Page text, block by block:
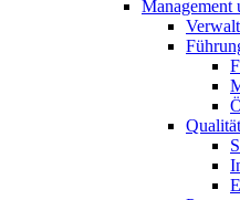
Management